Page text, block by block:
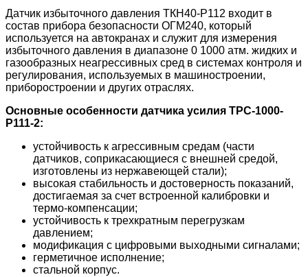
Датчик избыточного давления ТКН40-P112 входит в
состав прибора безопасности ОГМ240, который
используется на автокранах и служит для измерения
избыточного давления в диапазоне 0 1000 атм. жидких и
газообразных неагрессивных сред в системах контроля и
регулирования, используемых в машиностроении,
приборостроении и других отраслях.
Основные особенности датчика усилия ТРС-1000-
P111-2:
устойчивость к агрессивным средам (части
датчиков, соприкасающиеся с внешней средой,
изготовлены из нержавеющей стали);
высокая стабильность и достоверность показаний,
достигаемая за счет встроенной калибровки и
термо-компенсации;
устойчивость к трехкратным перегрузкам
давлением;
модификация с цифровыми выходными сигналами;
герметичное исполнение;
стальной корпус.